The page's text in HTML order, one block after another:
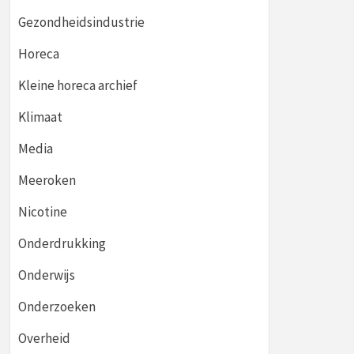
Gezondheidsindustrie
Horeca
Kleine horeca archief
Klimaat
Media
Meeroken
Nicotine
Onderdrukking
Onderwijs
Onderzoeken
Overheid